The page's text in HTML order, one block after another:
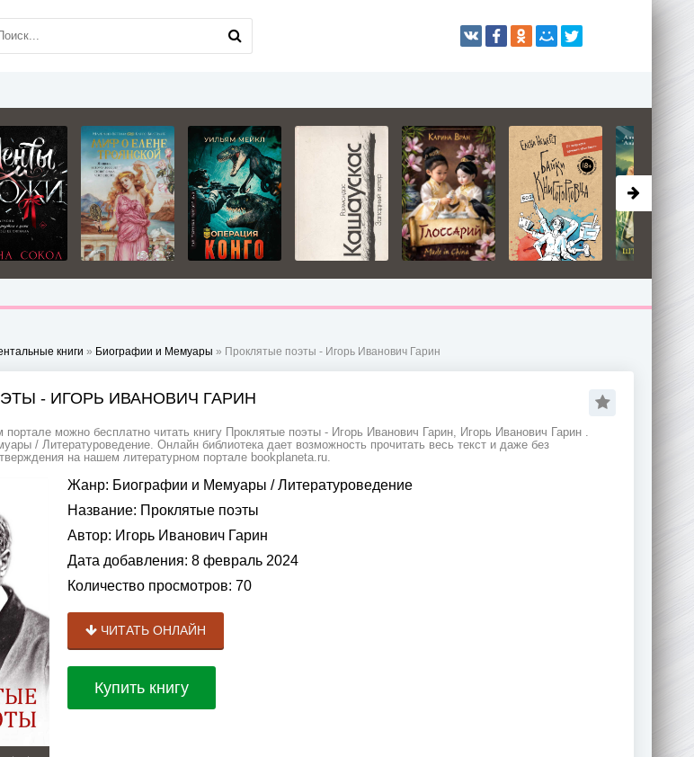
книги » Биографии и Мемуары » Проклятые поэты - Игорь Иванович Гарин
- ИГОРЬ ИВАНОВИЧ ГАРИН
можно бесплатно читать книгу Проклятые поэты - Игорь Иванович Гарин, Игорь Иванович Гарин .
/ Литературоведение. Онлайн библиотека дает возможность прочитать весь текст и даже без
на нашем литературном портале bookplaneta.ru.
Жанр: Биографии и Мемуары /Литературоведение
Название: Проклятые поэты
Автор: Игорь Иванович Гарин
Дата добавления: 8 февраль 2024
Количество просмотров: 70
ЧИТАТЬ ОНЛАЙН
Купить книгу